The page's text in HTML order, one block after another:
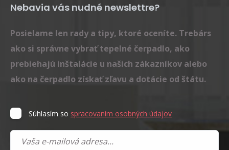
Nebavia vás nudné newslettre?
Posielame len rady a tipy, ktoré oceníte. Trebárs
ako si správne vybrať tepelné čerpadlo, ako
prebiehajú inštalácie u našich zákazníkov alebo
ako na čerpadlo získať zľavu a dotácie od štátu.
Súhlasím so spracovaním osobných údajov